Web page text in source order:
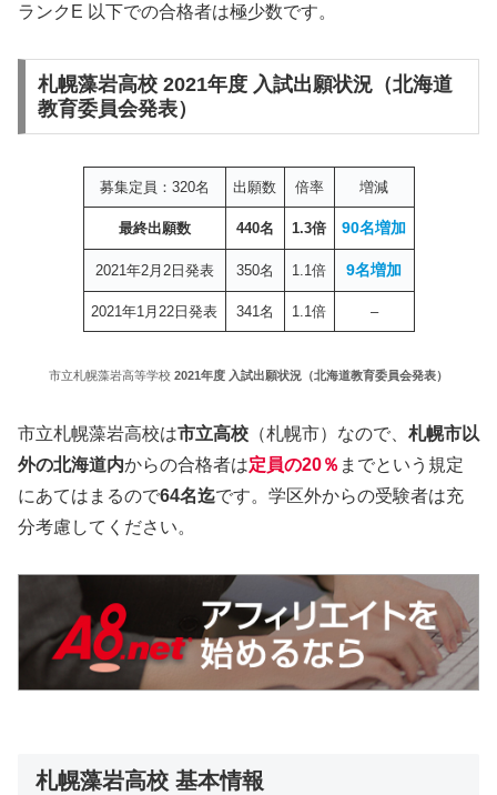
ランクE 以下での合格者は極少数です。
札幌藻岩高校 2021年度 入試出願状況（北海道
教育委員会発表）
募集定員：320名 出願数 倍率 増減
最終出願数 440名 1.3倍 90名増加
2021年2月2日発表 350名 1.1倍 9名増加
2021年1月22日発表 341名 1.1倍 –
市立札幌藻岩高等学校 2021年度 入試出願状況（北海道教育委員会発表）
市立札幌藻岩高校は市立高校 （札幌市）なので、 札幌市以
外の北海道内からの合格者は定員の20％ までという規定
にあてはまるので64名迄です。学区外からの受験者は充
分考慮してください。
札幌藻岩高校 基本情報